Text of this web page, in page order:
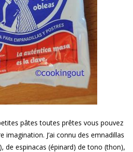
pâtes toutes prêtes vous pouvez
imagination. J’ai connu des emnadillas
de espinacas (épinard) de tono (thon),